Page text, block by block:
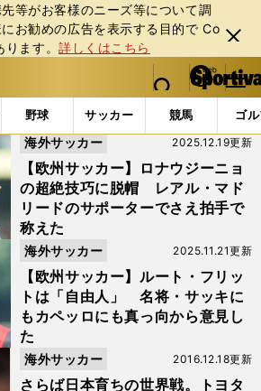
等がお客様のニーズ等について調
お勧めの広告を表⽰する⽬的で Co
ります。詳しくはこちら
閉じ
る
web Sportiva (webスポルティーバ)
検索
マイペ
ー
ジ
メニュ
野球 サッカー 競馬 ゴ
」の最新ニュース・ 情報
【欧州サッカー】ロナウジーニョ
の超絶技巧に脱帽 レアル・マド
リードのサポーターでさえ拍手で
称えた
2025.12.19更新
海外サッカー
【欧州サッカー】ルート・フリッ
トは「自由人」 名将・サッキに
もカペッロにも真っ向から意見し
た
2025.11.21更新
海外サッカー
さらば日本育ちの世界戦。トヨタ
2016.12.18更新
海外サッカー